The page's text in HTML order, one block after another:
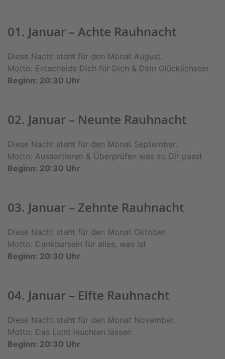
01. Januar – Achte Rauhnacht
Diese Nacht steht für den Monat August.
Motto: Entscheide Dich für Dich & Dein Glücklichsein
Beginn: 20:30 Uhr
02. Januar – Neunte Rauhnacht
Diese Nacht steht für den Monat September.
Motto: Aussortieren & Überprüfen was zu Dir passt
Beginn: 20:30 Uhr
03. Januar – Zehnte Rauhnacht
Diese Nacht steht für den Monat Oktober.
Motto: Dankbarsein für alles, was ist
Beginn: 20:30 Uhr
04. Januar – Elfte Rauhnacht
Diese Nacht steht für den Monat November.
Motto: Das Licht leuchten lassen
Beginn: 20:30 Uhr